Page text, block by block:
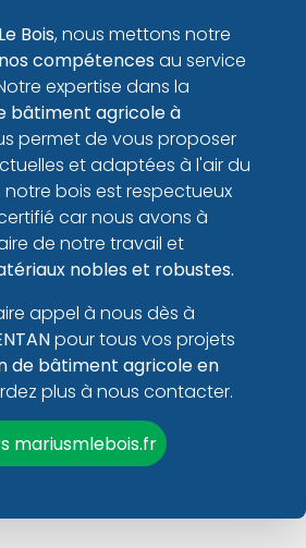
Bois, nous mettons notre
compétencesau service
expertise dans la
bâtiment agricole à
permet de vous proposer
et adaptées à l'air du
notre bois est respectueux
car nous avons à
de notre travail et
nobles et robustes.
appel à nous dès à
pour tous vos projets
de bâtiment agricole en
plus à nous contacter.
mariusmlebois.fr